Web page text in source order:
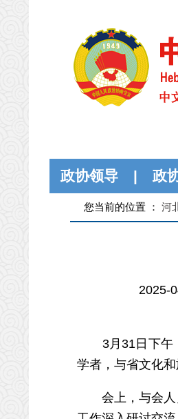
政协领导 | 政
您当前的位置 ： 河
2025-
3月31日下午，
学者，与省文化
会上，与会人员